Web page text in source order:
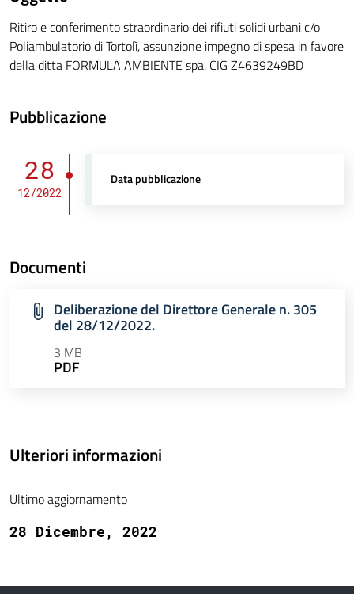
Ritiro e conferimento straordinario dei rifiuti solidi urbani c/o
Poliambulatorio di Tortolì, assunzione impegno di spesa in favore
della ditta FORMULA AMBIENTE spa. CIG Z4639249BD
Pubblicazione
28
12/2022
Data pubblicazione
Documenti
Deliberazione del Direttore Generale n. 305
del 28/12/2022.
3 MB
PDF
Ulteriori informazioni
Ultimo aggiornamento
28 Dicembre, 2022